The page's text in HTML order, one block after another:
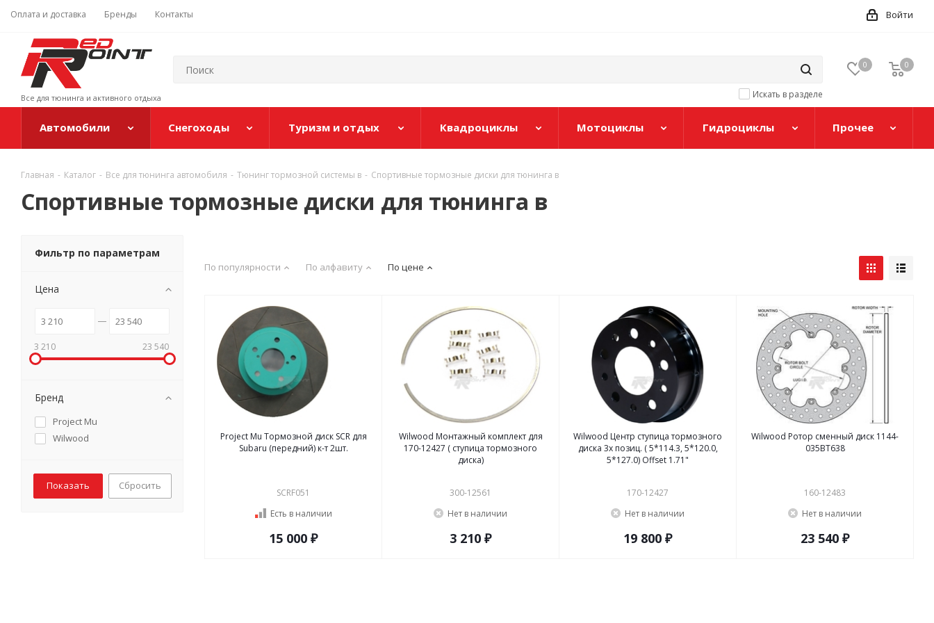
Оплата и доставка Бренды Контакты Войти
Все для тюнинга и активного отдыха Искать в разделе
0 0
Автомобили Снегоходы Туризм и отдых Квадроциклы Мотоциклы Гидроциклы Прочее
Главная - Каталог - Все для тюнинга автомобиля - Тюнинг тормозной системы в - Спортивные тормозные диски для тюнинга в
Спортивные тормозные диски для тюнинга в
По популярности По алфавиту По цене
Project Mu Тормозной диск SCR для
Subaru (передний) к-т 2шт.
SCRF051
Есть в наличии
15 000 ₽
Wilwood Монтажный комплект для
170-12427 ( ступица тормозного
диска)
300-12561
Нет в наличии
3 210 ₽
Wilwood Центр ступица тормозного
диска 3х позиц. ( 5*114.3, 5*120.0,
5*127.0) Offset 1.71"
170-12427
Нет в наличии
19 800 ₽
Wilwood Ротор сменный диск 1144-
035BT638
160-12483
Нет в наличии
23 540 ₽
Фильтр по параметрам
Цена
3 210 23 540
Бренд
Project Mu
Wilwood
Сбросить